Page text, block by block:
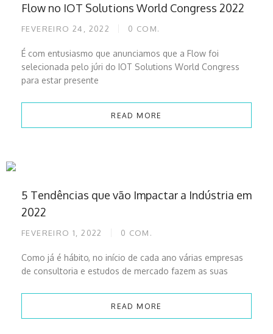
Flow no IOT Solutions World Congress 2022
FEVEREIRO 24, 2022 0 COM.
É com entusiasmo que anunciamos que a Flow foi
selecionada pelo júri do IOT Solutions World Congress
para estar presente
READ MORE
5 Tendências que vão Impactar a Indústria em
2022
FEVEREIRO 1, 2022 0 COM.
Como já é hábito, no início de cada ano várias empresas
de consultoria e estudos de mercado fazem as suas
READ MORE